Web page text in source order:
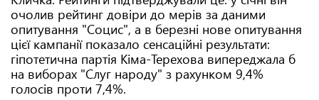
очолив рейтинг довіри до мерів за даними
опитування "Социс", а в березні нове опитування
цієї кампанії показало сенсаційні результати:
гіпотетична партія Кіма-Терехова випереджала б
на виборах "Слуг народу" з рахунком 9,4%
голосів проти 7,4%.